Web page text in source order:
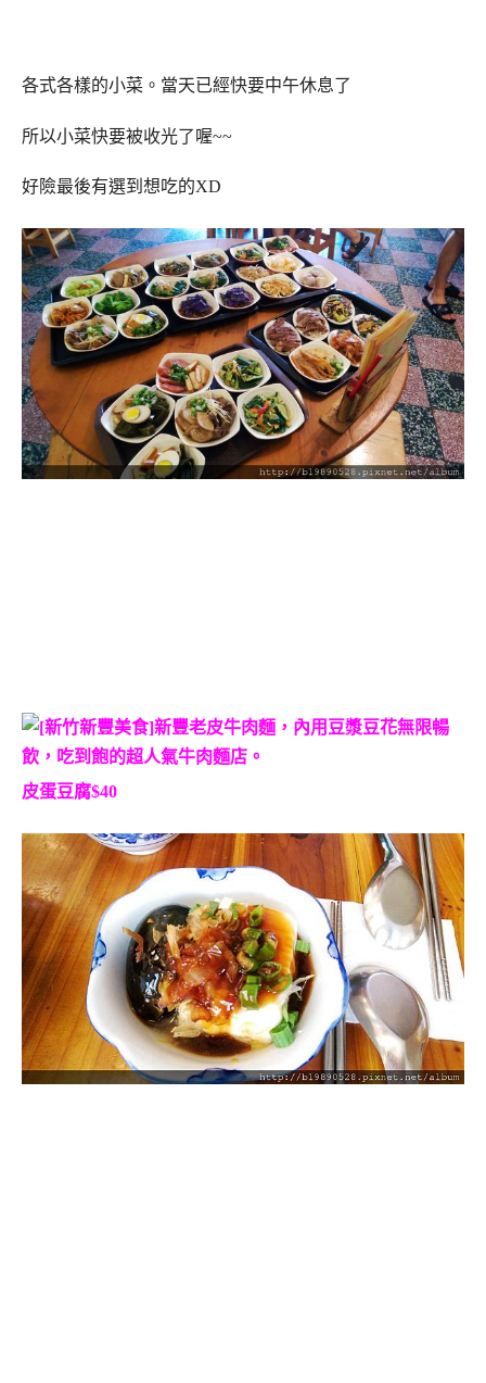
各式各樣的小菜。當天已經快要中午休息了
所以小菜快要被收光了喔~~
好險最後有選到想吃的XD
皮蛋豆腐$40